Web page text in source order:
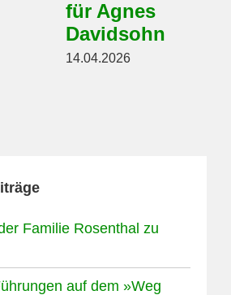
für Agnes
Davidsohn
14.04.2026
Familie Rosenthal zu
auf dem »Weg